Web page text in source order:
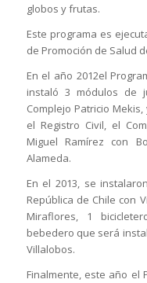
globos y frutas.
Este programa es
de Promoción de Salud
En el año 2012el
instaló 3 módulos de
Complejo Patricio
el Registro Civil, el
Miguel Ramírez con
Alameda.
En el 2013, se
República de Chile con
Miraflores, 1
bebedero que será
Villalobos.
Finalmente, este año el